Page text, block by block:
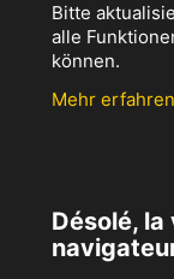
Bitte
alle
können.
Mehr erfahren
Désolé,